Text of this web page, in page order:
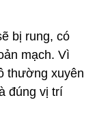
bị rung, có
mạch. Vì
thường xuyên
đúng vị trí